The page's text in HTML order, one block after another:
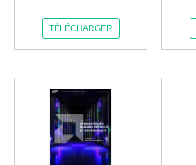
TÉLÉCHARGER